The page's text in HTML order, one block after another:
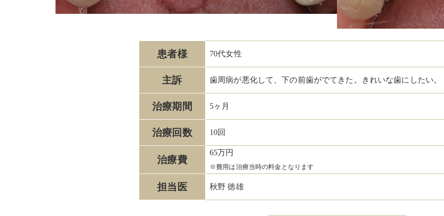
患者様 70代女性
主訴 歯周病が悪化して、下の前歯がでてきた。きれいな歯にしたい。
治療期間 5ヶ月
治療回数 10回
治療費
65万円
※費用は治療当時の料金となります
担当医 秋野 徳雄